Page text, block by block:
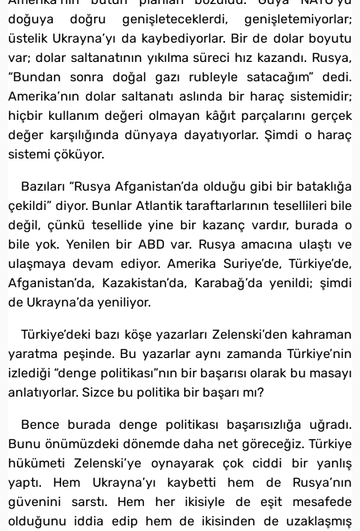
doğuya doğru genişleteceklerdi, genişletemiyorlar;
üstelik Ukrayna’yı da kaybediyorlar. Bir de dolar boyutu
var; dolar saltanatının yıkılma süreci hız kazandı. Rusya,
“Bundan sonra doğal gazı rubleyle satacağım” dedi.
Amerika’nın dolar saltanatı aslında bir haraç sistemidir;
hiçbir kullanım değeri olmayan kâğıt parçalarını gerçek
değer karşılığında dünyaya dayatıyorlar. Şimdi o haraç
sistemi çöküyor.
Bazıları “Rusya Afganistan’da olduğu gibi bir bataklığa
çekildi” diyor. Bunlar Atlantik taraftarlarının tesellileri bile
değil, çünkü tesellide yine bir kazanç vardır, burada o
bile yok. Yenilen bir ABD var. Rusya amacına ulaştı ve
ulaşmaya devam ediyor. Amerika Suriye’de, Türkiye’de,
Afganistan’da, Kazakistan’da, Karabağ’da yenildi; şimdi
de Ukrayna’da yeniliyor.
Türkiye’deki bazı köşe yazarları Zelenski’den kahraman
yaratma peşinde. Bu yazarlar aynı zamanda Türkiye’nin
izlediği “denge politikası”nın bir başarısı olarak bu masayı
anlatıyorlar. Sizce bu politika bir başarı mı?
Bence burada denge politikası başarısızlığa uğradı.
Bunu önümüzdeki dönemde daha net göreceğiz. Türkiye
hükümeti Zelenski’ye oynayarak çok ciddi bir yanlış
yaptı. Hem Ukrayna’yı kaybetti hem de Rusya’nın
güvenini sarstı. Hem her ikisiyle de eşit mesafede
olduğunu iddia edip hem de ikisinden de uzaklaşmış